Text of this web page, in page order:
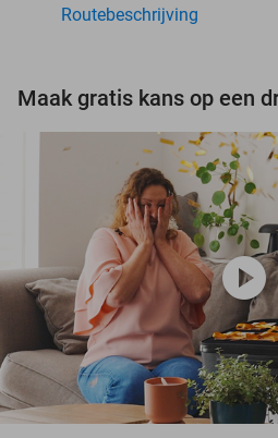
Routebeschrijving
play_circle